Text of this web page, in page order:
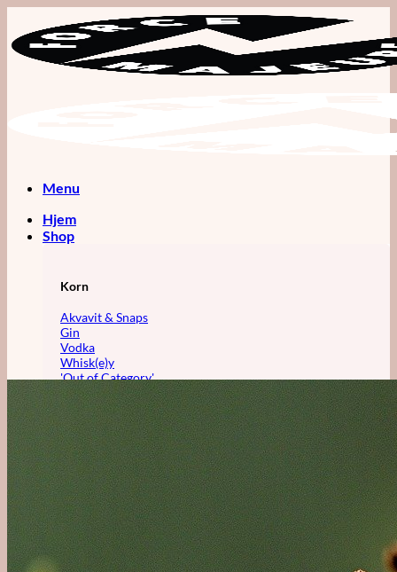
indhold
Menu
Hjem
Shop
Korn
Akvavit & Snaps
Gin
Vodka
Whisk(e)y
'Out of Category'
Agave
Mezcal
Tequila
Raicilla
Andet Agave
Sukkerrør
Alle Rom
Sød Rom